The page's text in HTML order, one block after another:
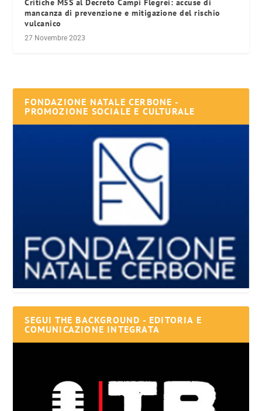
Critiche M5S al Decreto Campi Flegrei: accuse di
mancanza di prevenzione e mitigazione del rischio
vulcanico
27 Novembre 2023
FONDAZIONE NATALE CERBONE -
PROMOZIONE SOCIALE E CULTURALE
SEGUI THE BACKGROUND - EDITORIA E
COMUNICAZIONE INTEGRATA